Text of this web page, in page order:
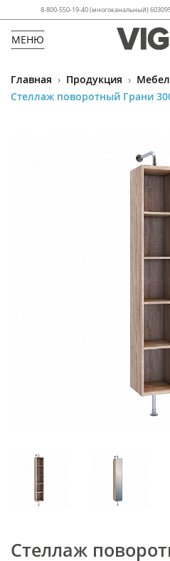
8-800-550-19-40 (многоканальный)
МЕНЮ
Главная › Продукция ›
Стеллаж поворотный Грани
Стеллаж